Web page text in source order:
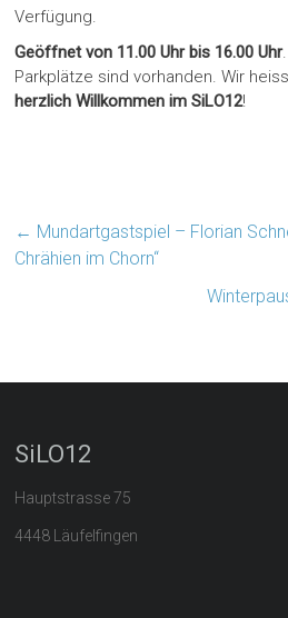
Verfügung.
Geöffnet von 11.00 Uhr bis 16.00 Uhr
Parkplätze sind vorhanden. Wir
herzlich Willkommen im SiLO12!
← Mundartgastspiel – Florian
Chrähien im Chorn“
SiLO12
Hauptstrasse 75
4448 Läufelfingen